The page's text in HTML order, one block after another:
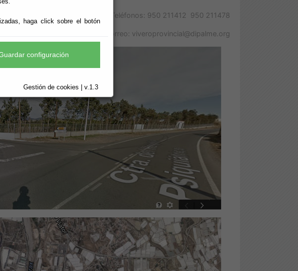
haga click sobre el botón
configuración
Gestión de cookies | v.1.3
Contacto: Teléfonos: 950 211412 950 211478
Correo: viveroprovincial@dipalme.org